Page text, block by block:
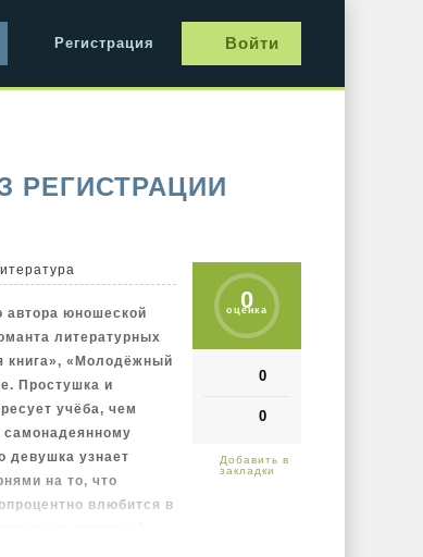
Регистрация Войти
РЕГИСТРАЦИИ
0
оценка
0
0
автора юношеской
литературных
книга», «Молодёжный
Простушка и
учёба, чем
девушка узнает
на то, что
влюбится в